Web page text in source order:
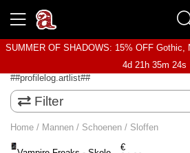
SUMMER OF SHADOWS: 15% OFF Gothic,
4d 21h 35m 23s
##profilelog.artlist##
Filter
Home / Mannen / Schoenen / Sloffen
€